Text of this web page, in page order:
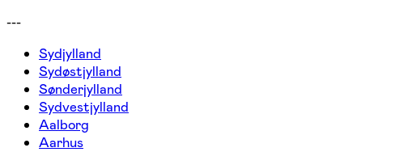
---
Sydjylland
Sydøstjylland
Sønderjylland
Sydvestjylland
Aalborg
Aarhus